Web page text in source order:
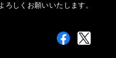
しくお願いいたします。